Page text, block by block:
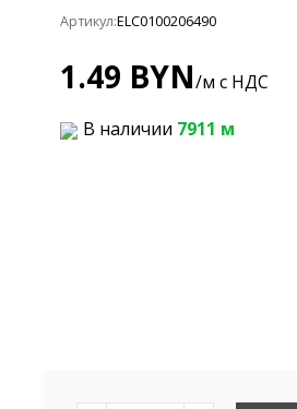
Артикул:ELC0100206490
1.49 BYN/м с НДС
В наличии 7911 м